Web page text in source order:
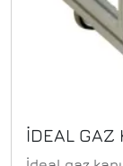
İDEAL GAZ